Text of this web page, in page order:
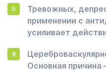
Тревожных,
применении с
усиливает
Основная